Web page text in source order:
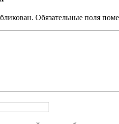
Обязательные поля